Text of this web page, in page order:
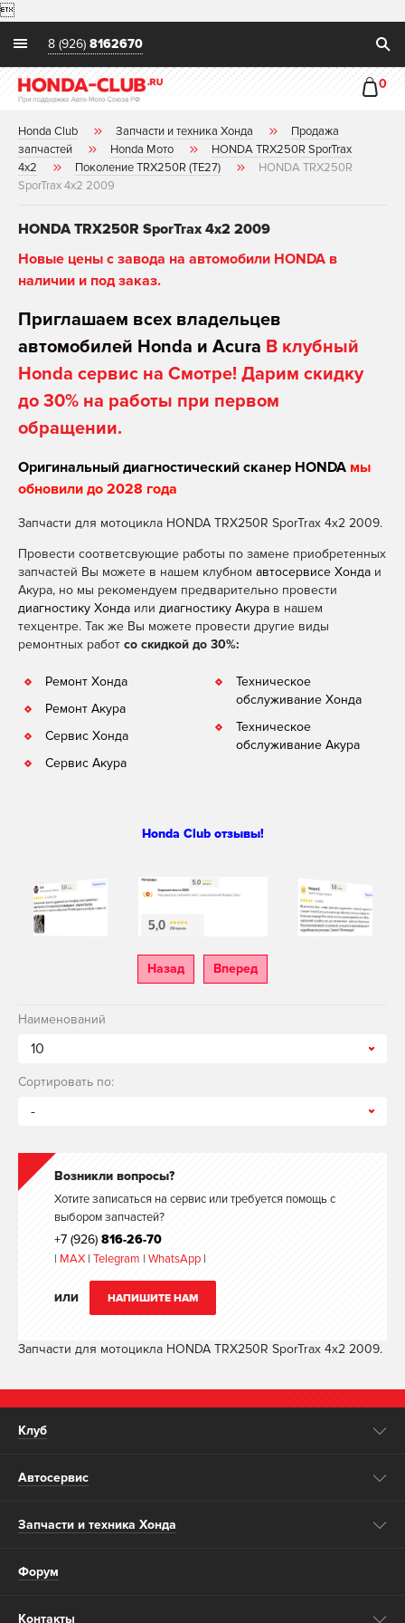

8 (926) 8162670
0
Honda Club Запчасти и техника Хонда
Продажа
запчастей
Honda Мото
HONDA TRX250R SporTrax
4x2
Поколение TRX250R (TE27)
HONDA TRX250R
SporTrax 4x2 2009
HONDA TRX250R SporTrax 4x2 2009
Новые цены с завода на автомобили HONDA в
наличии и под заказ.
Приглашаем всех владельцев
автомобилей Honda и Acura В клубный
Honda сервис на Смотре! Дарим скидку
до 30% на работы при первом
обращении.
Оригинальный диагностический сканер HONDA мы
обновили до 2028 года
Запчасти для мотоцикла HONDA TRX250R SporTrax 4x2 2009.
Провести соответсвующие работы по замене приобретенных
запчастей Вы можете в нашем клубном автосервисе Хонда и
Акура, но мы рекомендуем предварительно провести
диагностику Хонда или диагностику Акура в нашем
техцентре. Так же Вы можете провести другие виды
ремонтных работ со скидкой до 30%:
Ремонт Хонда
Ремонт Акура
Сервис Хонда
Сервис Акура
Техническое
обслуживание Хонда
Техническое
обслуживание Акура
Honda Club отзывы!
Назад Вперед
Наименований
10
Сортировать по:
-
Возникли вопросы?
Хотите записаться на сервис или требуется помощь с
выбором запчастей?
+7 (926) 816-26-70
| MAX | Telegram | WhatsApp |
ИЛИ НАПИШИТЕ НАМ
Запчасти для мотоцикла HONDA TRX250R SporTrax 4x2 2009.
Клуб
Автосервис
Запчасти и техника Хонда
Форум
Контакты